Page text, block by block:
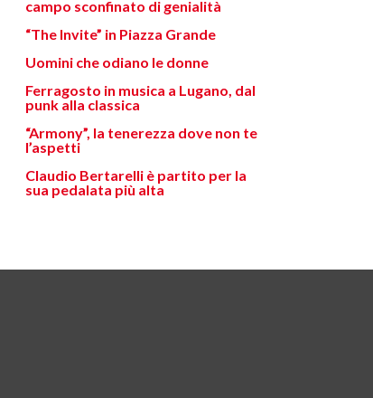
campo sconfinato di genialità
“The Invite” in Piazza Grande
Uomini che odiano le donne
Ferragosto in musica a Lugano, dal
punk alla classica
“Armony”, la tenerezza dove non te
l’aspetti
Claudio Bertarelli è partito per la
sua pedalata più alta